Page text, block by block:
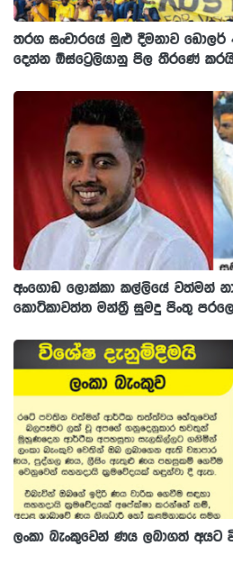
තරග සංචාරයේ මුළු දීමනාව ඩොලර්
දෙන්න ඕස්ට්‍රෙලියානු පිල තීරණේ
අංගොඩ ලොක්කා කල්ලියේ වත්මන්
කොටිකාවත්ත මන්ත්‍රී සුමදු පිංතු
ලංකා බැංකුවෙන් ණය ලබාගත් අයට